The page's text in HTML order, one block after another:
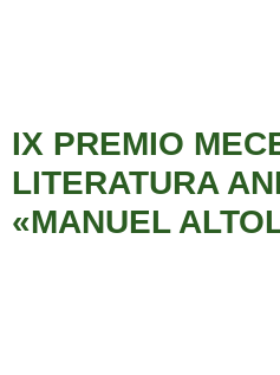
IX PREMIO
LITERATURA
«MANUEL